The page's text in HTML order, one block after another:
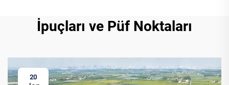
İpuçları ve Püf Noktaları
20